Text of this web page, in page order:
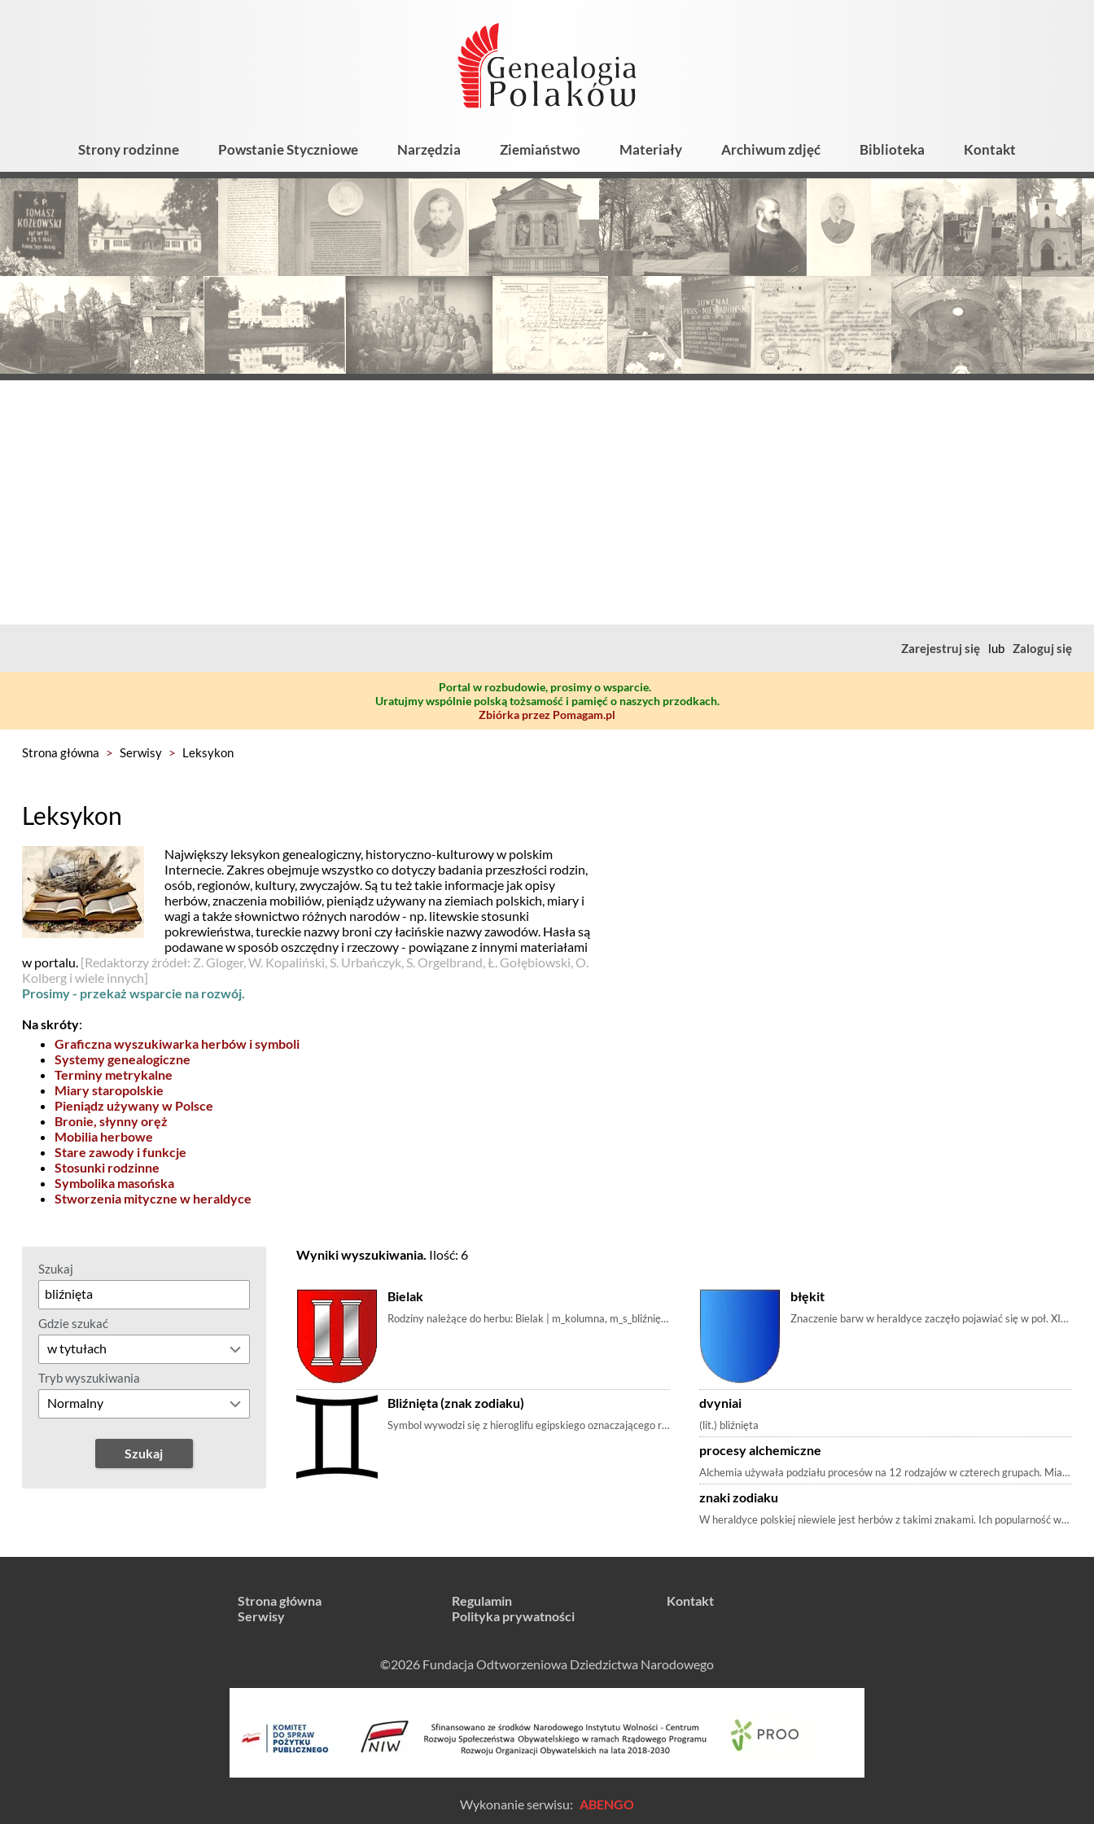
Strony rodzinne Powstanie Styczniowe Narzędzia Ziemiaństwo Materiały Archiwum zdjęć Biblioteka Kontakt
Zarejestruj się lub Zaloguj się
Portal w rozbudowie, prosimy o wsparcie.
Uratujmy wspólnie polską tożsamość i pamięć o naszych przodkach.
Zbiórka przez Pomagam.pl
Strona główna > Serwisy > Leksykon
Leksykon
Największy leksykon genealogiczny, historyczno-kulturowy w polskim
Internecie. Zakres obejmuje wszystko co dotyczy badania przeszłości rodzin,
osób, regionów, kultury, zwyczajów. Są tu też takie informacje jak opisy
herbów, znaczenia mobiliów, pieniądz używany na ziemiach polskich, miary i
wagi a także słownictwo różnych narodów - np. litewskie stosunki
pokrewieństwa, tureckie nazwy broni czy łacińskie nazwy zawodów. Hasła są
podawane w sposób oszczędny i rzeczowy - powiązane z innymi materiałami
w portalu. [Redaktorzy źródeł: Z. Gloger, W. Kopaliński, S. Urbańczyk, S. Orgelbrand, Ł. Gołębiowski, O.
Kolberg i wiele innych]
Prosimy - przekaż wsparcie na rozwój.
Na skróty:
Graficzna wyszukiwarka herbów i symboli
Systemy genealogiczne
Terminy metrykalne
Miary staropolskie
Pieniądz używany w Polsce
Bronie, słynny oręż
Mobilia herbowe
Stare zawody i funkcje
Stosunki rodzinne
Symbolika masońska
Stworzenia mityczne w heraldyce
Szukaj
Gdzie szukać
Tryb wyszukiwania
Szukaj
Wyniki wyszukiwania. Ilość: 6
Bielak
Rodziny należące do herbu: Bielak | m_kolumna, m_s_bliźnięta
Bliźnięta (znak zodiaku)
Symbol wywodzi się z hieroglifu egipskiego oznaczającego równość, podobieństwo. Związany w różnych kulturach z boginiami równowagi (Maat, Mitre,
błękit
Znaczenie barw w heraldyce zaczęło pojawiać się w poł. XIV
dvyniai
(lit.) bliźnięta
procesy alchemiczne
Alchemia używała podziału procesów na 12 rodzajów w czterech grupach. Miało
znaki zodiaku
W heraldyce polskiej niewiele jest herbów z takimi znakami. Ich popularność
Strona główna
Serwisy
Regulamin
Polityka prywatności
Kontakt
©2026 Fundacja Odtworzeniowa Dziedzictwa Narodowego
Wykonanie serwisu: ABENGO